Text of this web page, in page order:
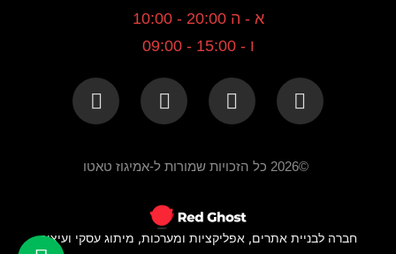
א - ה 20:00 - 10:00
ו - 15:00 - 09:00
©2026 כל הזכויות שמורות ל-אמיגוז טאטו
חברה לבניית אתרים, אפליקציות ומערכות, מיתוג עסקי ועיצוב